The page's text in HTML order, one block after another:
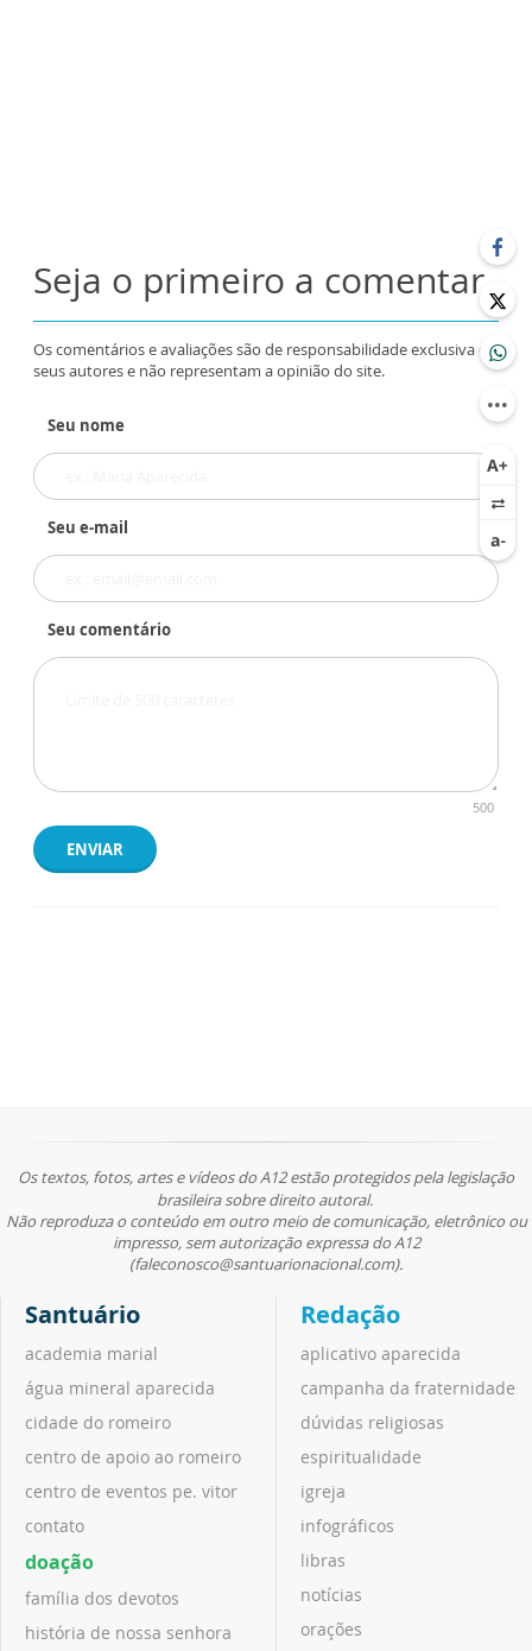
Seja o primeiro a comentar
Os comentários e avaliações são de responsabilidade exclusiva de
seus autores e não representam a opinião do site.
Seu nome
Seu e-mail
Seu comentário
500
ENVIAR
Os textos, fotos, artes e vídeos do A12 estão protegidos pela legislação
brasileira sobre direito autoral.
Não reproduza o conteúdo em outro meio de comunicação, eletrônico ou
impresso, sem autorização expressa do A12
(faleconosco@santuarionacional.com).
Santuário
academia marial
água mineral aparecida
cidade do romeiro
centro de apoio ao romeiro
centro de eventos pe. vitor
contato
doação
família dos devotos
história de nossa senhora
Redação
aplicativo aparecida
campanha da fraternidade
dúvidas religiosas
espiritualidade
igreja
infográficos
libras
notícias
orações